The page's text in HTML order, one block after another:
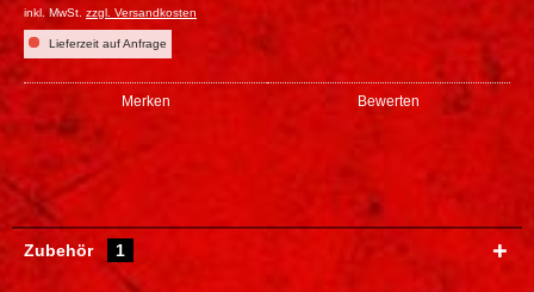
inkl. MwSt. zzgl. Versandkosten
Lieferzeit auf Anfrage
Merken Bewerten
Zubehör 1